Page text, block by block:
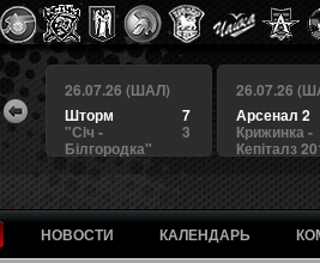
3
1
26.07.26 (ШАЛ)
7
Шторм
3
"Сiч -
Білгородка"
26.07.26
Арсенал 2
Крижинка -
Кепіталз
НОВОСТИ КАЛЕНДАРЬ